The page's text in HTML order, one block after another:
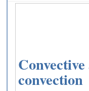
convection